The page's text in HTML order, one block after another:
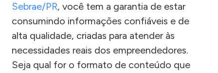
Sebrae/PR, você tem a garantia de estar
consumindo informações confiáveis e de
alta qualidade, criadas para atender às
necessidades reais dos empreendedores.
Seja qual for o formato de conteúdo que